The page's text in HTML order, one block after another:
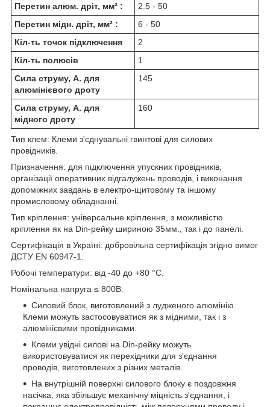
Перетин алюм. дріт, мм² :
2.5 - 50
Перетин мідн. дріт, мм² :
6 - 50
Кіл-ть точок підключення
2
Кіл-ть полюсів
1
Сила струму, А. для
алюмінієвого дроту
145
Сила струму, А. для
мідного дроту
160
Тип клем: Клеми з'єднувальні гвинтові для силових
провідників.
Призначення: для підключення упускних провідників,
організації оперативних відгалужень проводів, і виконання
допоміжних завдань в електро-щитовому та іншому
промисловому обладнанні.
Тип кріплення: універсальне кріплення, з можливістю
кріплення як на Din-рейку шириною 35мм., так і до панелі.
Сертифікація в Україні: добровільна сертифікація згідно вимог
ДСТУ EN 60947-1.
Робочі температури: від -40 до +80 °С.
Номінальна напруга ≤ 800В.
Силовий блок, виготовлений з лудженого алюмінію.
Клеми можуть застосовуватися як з мідними, так і з
алюмінієвими провідниками.
Клеми увідні силові на Din-рейку можуть
використовуватися як перехідники для з'єднання
проводів, виготовлених з різних металів.
На внутрішній поверхні силового блоку є поздовжня
насічка, яка збільшує механічну міцність з'єднання, і